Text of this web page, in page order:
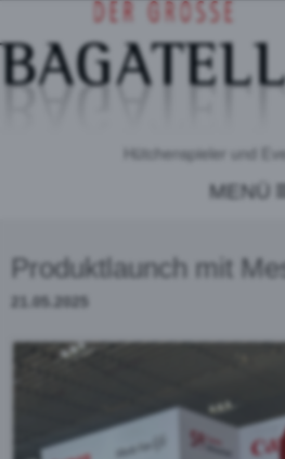
Hütchenspieler und
MENÜ
Produktlaunch mit